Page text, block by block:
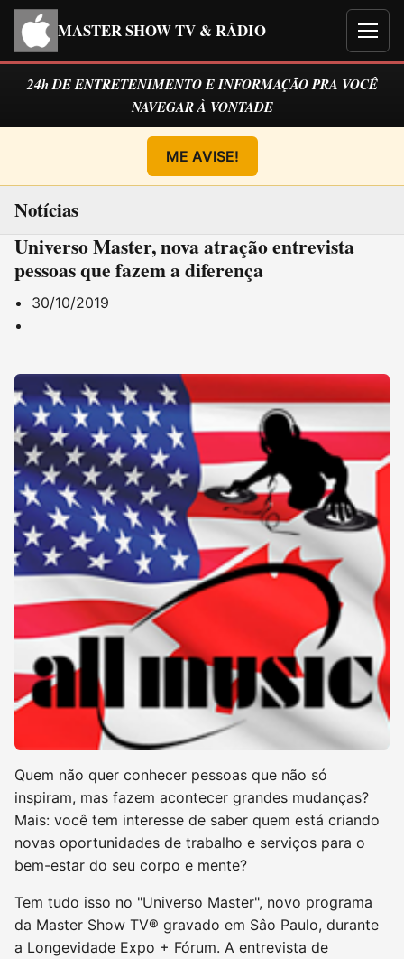
MASTER SHOW TV & RÁDIO
24h DE ENTRETENIMENTO E INFORMAÇÃO PRA VOCÊ
NAVEGAR À VONTADE
ME AVISE!
Notícias
Universo Master, nova atração entrevista
pessoas que fazem a diferença
30/10/2019
Quem não quer conhecer pessoas que não só
inspiram, mas fazem acontecer grandes mudanças?
Mais: você tem interesse de saber quem está criando
novas oportunidades de trabalho e serviços para o
bem-estar do seu corpo e mente?
Tem tudo isso no "Universo Master", novo programa
da Master Show TV® gravado em Sâo Paulo, durante
a Longevidade Expo + Fórum. A entrevista de